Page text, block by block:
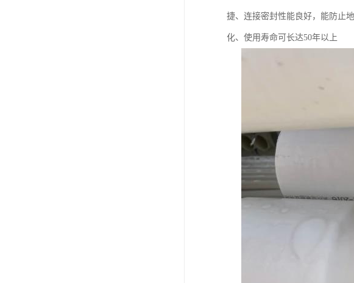
捷、连接密封性能良好，能防止
化、使用寿命可长达50年以上